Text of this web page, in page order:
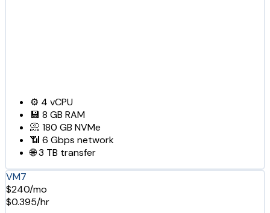
⚙️ 4 vCPU
💾 8 GB RAM
📀 180 GB NVMe
📶 6 Gbps network
🌐3 TB transfer
VM7
$240/mo
$0.395/hr